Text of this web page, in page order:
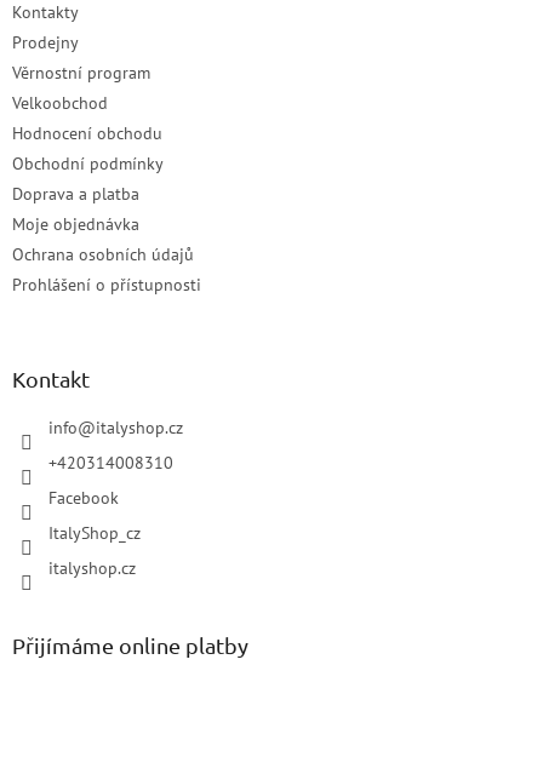
Kontakty
Prodejny
Věrnostní program
Velkoobchod
Hodnocení obchodu
Obchodní podmínky
Doprava a platba
Moje objednávka
Ochrana osobních údajů
Prohlášení o přístupnosti
Kontakt
info@italyshop.cz
+420314008310
Facebook
ItalyShop_cz
italyshop.cz
Přijímáme online platby